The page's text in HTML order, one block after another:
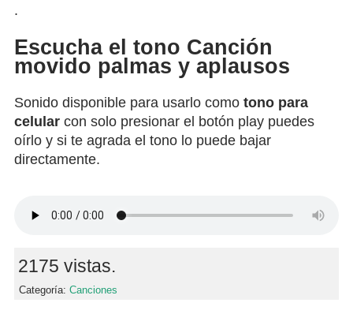
.
Escucha el tono Canción
movido palmas y aplausos
Sonido disponible para usarlo como tono para
celular con solo presionar el botón play puedes
oírlo y si te agrada el tono lo puede bajar
directamente.
2175 vistas.
Categoría: Canciones